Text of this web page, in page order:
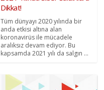
Dikkat!
Tüm dünyayı 2020 yılında bir
anda etkisi altına alan
koronavirüs ile mücadele
aralıksız devam ediyor. Bu
kapsamda 2021 yılı da salgın ...